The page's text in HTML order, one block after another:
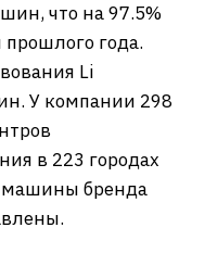
что на 97.5%
года.
Li
У компании 298
в 223 городах
машины бренда